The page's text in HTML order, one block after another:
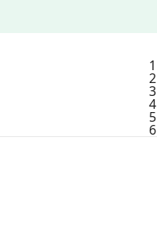
1
2
3
4
5
6